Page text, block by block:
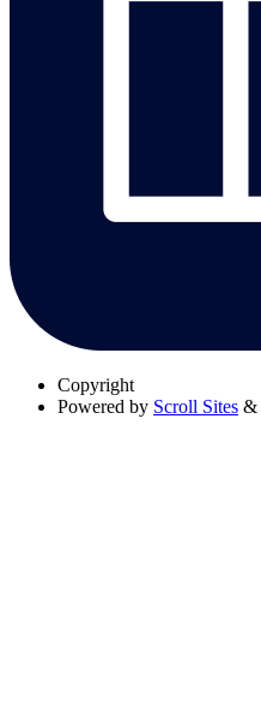
Copyright
Powered by Scroll Sites &